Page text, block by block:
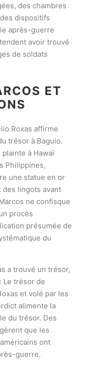
des chambres
dispositifs
après-guerre
avoir trouvé
de soldats
ET
Roxas affirme
trésor à Baguio.
plainte à Hawaï
Philippines,
une statue en or
des lingots avant
ne confisque
procès
présumée de
du
a trouvé un trésor,
Le trésor de
et volé par les
alimente la
du trésor. Des
que les
ont
guerre.